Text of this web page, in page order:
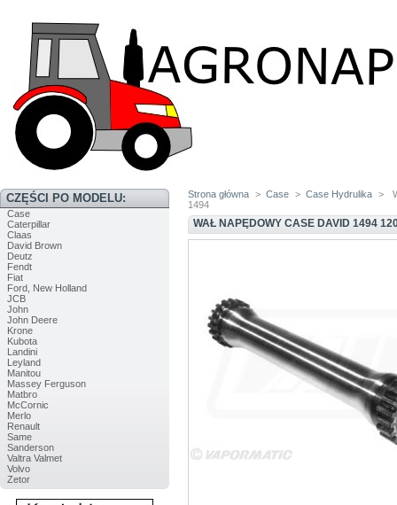
CZĘŚCI PO MODELU:
Case
Caterpillar
Claas
David Brown
Deutz
Fendt
Fiat
Ford, New Holland
JCB
John
John Deere
Krone
Kubota
Landini
Leyland
Manitou
Massey Ferguson
Matbro
McCornic
Merlo
Renault
Same
Sanderson
Valtra Valmet
Volvo
Zetor
Strona główna > Case > Case Hydrulika >
1494
WAŁ NAPĘDOWY CASE DAVID 1494